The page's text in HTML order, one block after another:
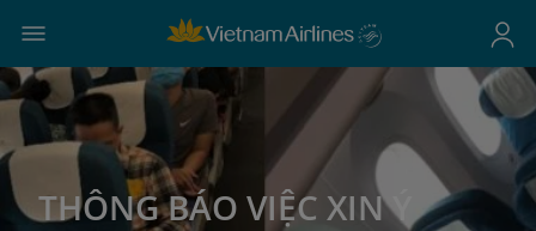
THÔNG BÁO VIỆC XIN Ý